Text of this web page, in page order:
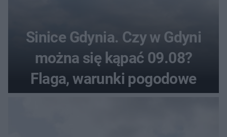
Sinice Gdynia. Czy w Gdyni
można się kąpać 09.08?
Flaga, warunki pogodowe